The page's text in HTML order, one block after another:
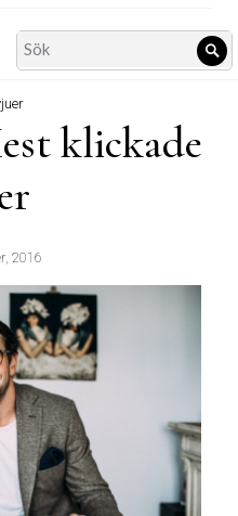
Search
for:
klickade
2016